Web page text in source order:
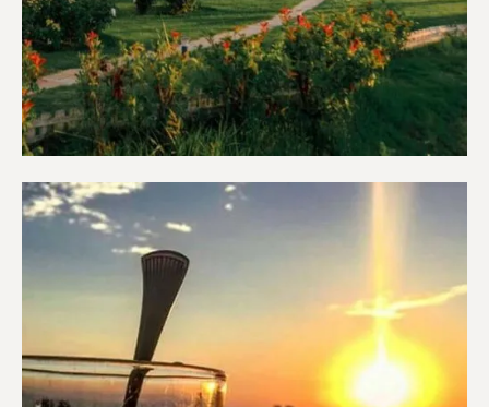
Διαμερίσματα